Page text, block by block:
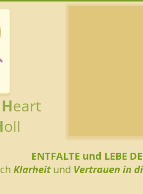
Heart
oll
ENTFALTE und LEBE
Klarheitund Vertrauen in